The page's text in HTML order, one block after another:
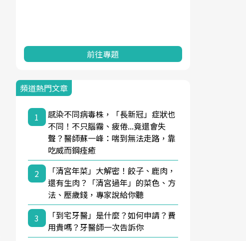
前往專題
頻道熱門文章
1
感染不同病毒株，「長新冠」症狀也
不同！不只腦霧、疲倦...竟還會失
聲？醫師蘇一峰：喘到無法走路，靠
吃威而鋼痊癒
2
「清宮年菜」大解密！餃子、鹿肉，
還有生肉？「清宮過年」的菜色、方
法、壓歲錢，專家說給你聽
3
「到宅牙醫」是什麼？如何申請？費
用貴嗎？牙醫師一次告訴你